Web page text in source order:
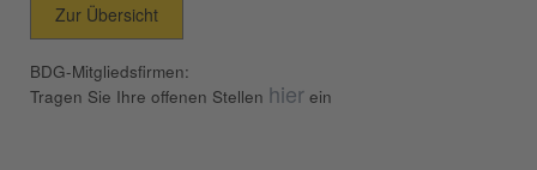
Zur Übersicht
BDG-Mitgliedsfirmen:
Tragen Sie Ihre offenen Stellen hier ein